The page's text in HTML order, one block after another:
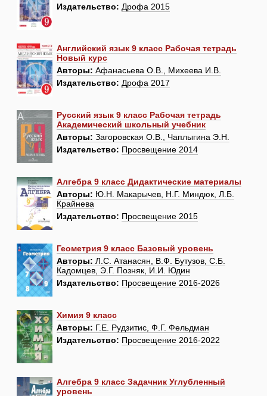
Издательство: Дрофа 2015
Английский язык 9 класс Рабочая тетрадь
Новый курс
Авторы: Афанасьева О.В., Михеева И.В.
Издательство: Дрофа 2017
Русский язык 9 класс Рабочая тетрадь
Академический школьный учебник
Авторы: Загоровская О.В., Чаплыгина Э.Н.
Издательство: Просвещение 2014
Алгебра 9 класс Дидактические материалы
Авторы: Ю.Н. Макарычев, Н.Г. Миндюк, Л.Б.
Крайнева
Издательство: Просвещение 2015
Геометрия 9 класс Базовый уровень
Авторы: Л.С. Атанасян, В.Ф. Бутузов, С.Б.
Кадомцев, Э.Г. Позняк, И.И. Юдин
Издательство: Просвещение 2016-2026
Химия 9 класс
Авторы: Г.Е. Рудзитис, Ф.Г. Фельдман
Издательство: Просвещение 2016-2022
Алгебра 9 класс Задачник Углубленный
уровень